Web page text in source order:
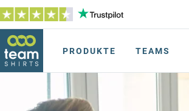
PRODUKTE TEAMS